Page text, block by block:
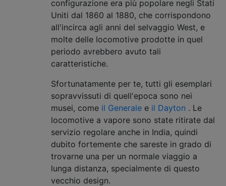
configurazione era più popolare negli Stati
Uniti dal 1860 al 1880, che corrispondono
all'incirca agli anni del selvaggio West, e
molte delle locomotive prodotte in quel
periodo avrebbero avuto tali
caratteristiche.
Sfortunatamente per te, tutti gli esemplari
sopravvissuti di quell'epoca sono nei
musei, come il Generale e il Dayton . Le
locomotive a vapore sono state ritirate dal
servizio regolare anche in India, quindi
dubito fortemente che sareste in grado di
trovarne una per un normale viaggio a
lunga distanza, specialmente di questo
vecchio design.